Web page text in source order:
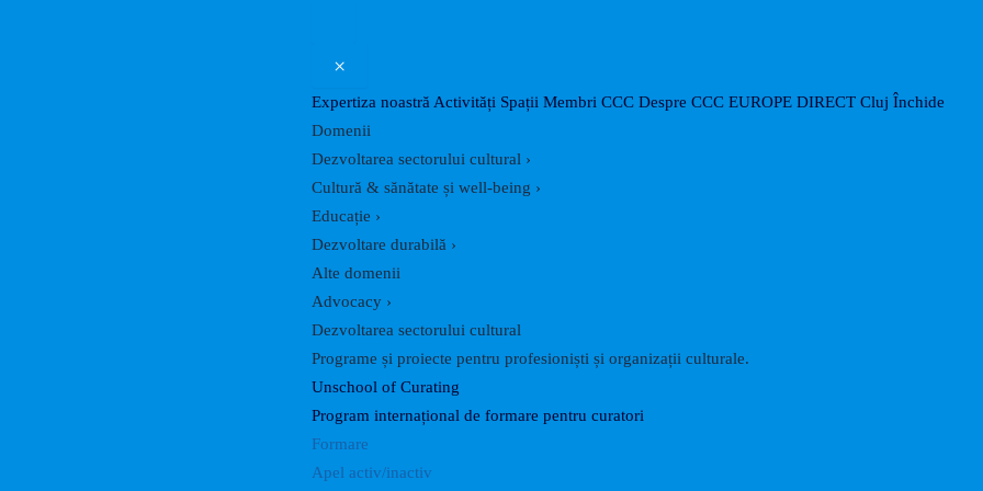
×
Expertiza noastră Activități Spații Membri CCC Despre CCC EUROPE DIRECT Cluj Închide
Domenii
Dezvoltarea sectorului cultural ›
Cultură & sănătate și well-being ›
Educație ›
Dezvoltare durabilă ›
Alte domenii
Advocacy ›
Dezvoltarea sectorului cultural
Programe și proiecte pentru profesioniști și organizații culturale.
Unschool of Curating
Program internațional de formare pentru curatori
Formare
Apel activ/inactiv